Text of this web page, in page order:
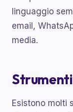
linguaggio
email,
media.
Esistono molti